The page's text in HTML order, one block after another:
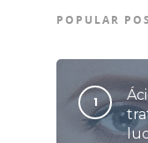
POPULAR